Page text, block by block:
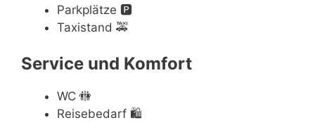
Parkplätze 🅿️
Taxistand 🚕
Service und Komfort
WC 🚻
Reisebedarf 🛍